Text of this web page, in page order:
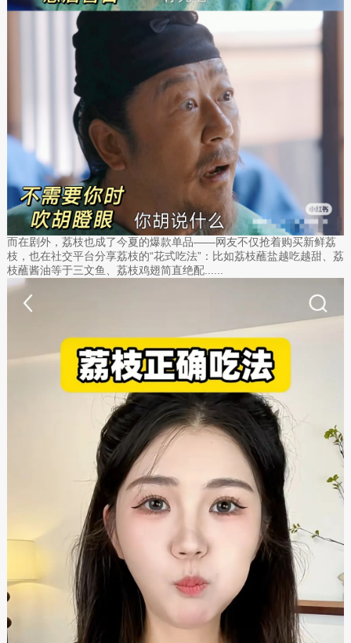
而在剧外，荔枝也成了今夏的爆款单品——网友不仅抢着购买新鲜荔
枝，也在社交平台分享荔枝的“花式吃法”：比如荔枝蘸盐越吃越甜、荔
枝蘸酱油等于三文鱼、荔枝鸡翅简直绝配......